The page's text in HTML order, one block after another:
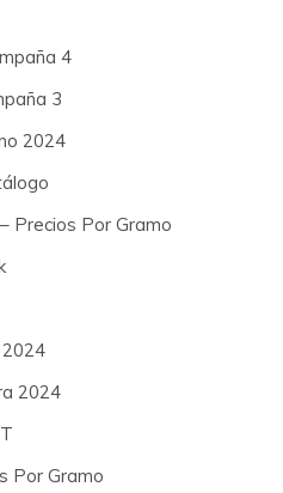
4
3
2024
Precios Por Gramo
2024
Por Gramo